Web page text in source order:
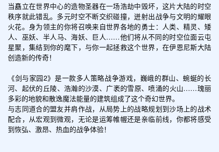
当矗立在世界中心的造物圣器在一场浩劫中毁坏，这片大陆的时空
秩序就此错乱。多元时空不断交织碰撞，迸射出战争与文明的耀眼
火花。身为领主的你将召唤来自世界各地的勇士：人类、精灵、矮
人、巫妖、半人马、海妖、巨人……他们将从不同的时空位面云屯
星聚，集结到你的麾下，与你一起拯救这个世界，在伊恩尼斯大陆
创造新的传奇！
《剑与家园2》是一款多人策略战争游戏，巍峨的群山、蜿蜒的长
河、起伏的丘陵、浩瀚的沙漠、广袤的雪原、喷涌的火山……瑰丽
多彩的地貌和散逸魔法能量的建筑组成了这个奇幻世界。
与志同道合的盟友并肩作战，从局势上的战略规划到沙场上的战术
配合，从宏观到微观，无论是运筹帷幄还是亲临前线，你都将感受
到恢弘、激昂、热血的战争体验！